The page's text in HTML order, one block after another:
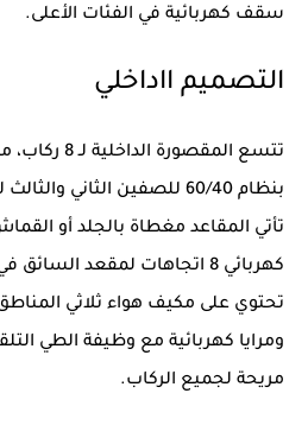
سقف كهربائية في الفئات الأعلى.
التصميم ااداخلي
تتسع
بنظام 60/40 للصفين الثاني
تأتي المقاعد مغطاة بالجلد أو
كهربائي 8 اتجاهات لمقعد
تحتوي على مكيف هواء ثلاثي
ومرايا كهربائية مع وظيفة الطي
مريحة لجميع الركاب.